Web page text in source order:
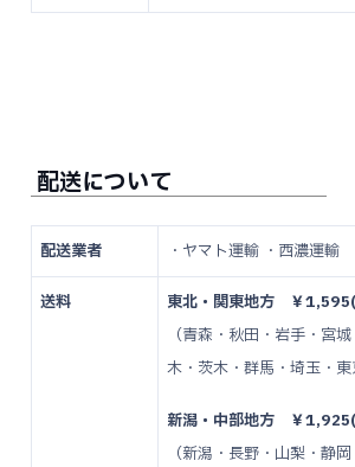
配送について
配送業者 ・ヤマト運輸 ・西濃運輸
送料
東北・関東地方 ￥
（青森・秋田・岩手・宮
木・茨木・群馬・埼玉・東
新潟・中部地方 ￥
（新潟・長野・山梨・静